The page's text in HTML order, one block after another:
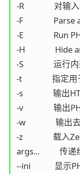
-R               对输
-F
-E               Run
-H
-S               运行
-t               指定
-s               输出
-v               输出
-w               输出
-z               载入
args...          传
--ini            显示